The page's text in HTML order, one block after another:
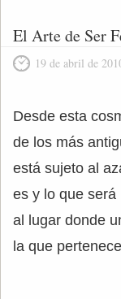
El Arte de Ser
19 de abril de
Desde esta
de los más
está sujeto al
es y lo que será
al lugar donde
la que